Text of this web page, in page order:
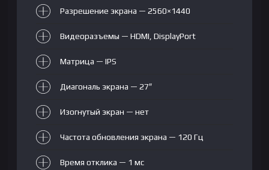
Разрешение экрана — 2560×1440
Видеоразъемы — HDMI, DisplayPort
Матрица — IPS
Диагональ экрана — 27″
Изогнутый экран — нет
Частота обновления экрана — 120 Гц
Время отклика — 1 мс